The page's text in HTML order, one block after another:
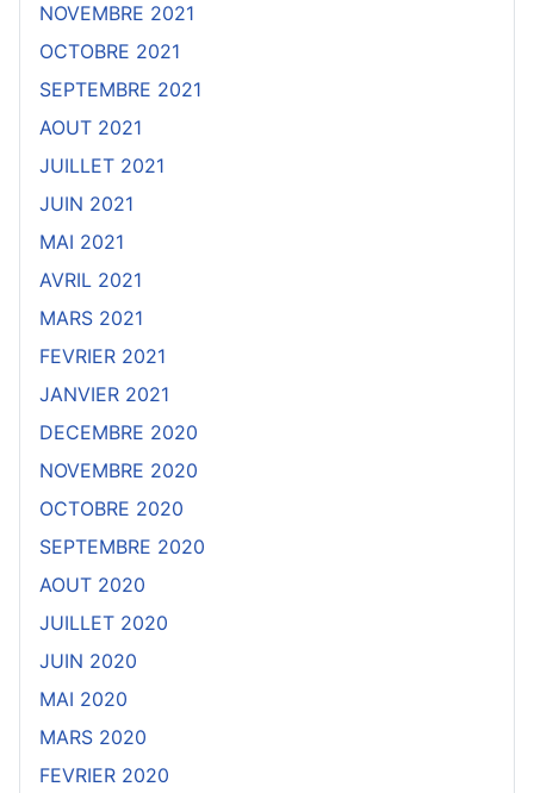
NOVEMBRE 2021
OCTOBRE 2021
SEPTEMBRE 2021
AOUT 2021
JUILLET 2021
JUIN 2021
MAI 2021
AVRIL 2021
MARS 2021
FEVRIER 2021
JANVIER 2021
DECEMBRE 2020
NOVEMBRE 2020
OCTOBRE 2020
SEPTEMBRE 2020
AOUT 2020
JUILLET 2020
JUIN 2020
MAI 2020
MARS 2020
FEVRIER 2020